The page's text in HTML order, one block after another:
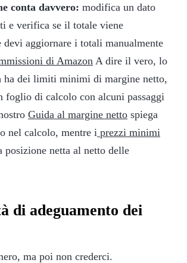
conta davvero: modifica un dato
e verifica se il totale viene
devi aggiornare i totali manualmente
di Amazon A dire il vero, lo
ha dei limiti minimi di margine netto,
foglio di calcolo con alcuni passaggi
Guida al margine netto spiega
nel calcolo, mentre i prezzi minimi
posizione netta al netto delle
di adeguamento dei
ma poi non crederci.